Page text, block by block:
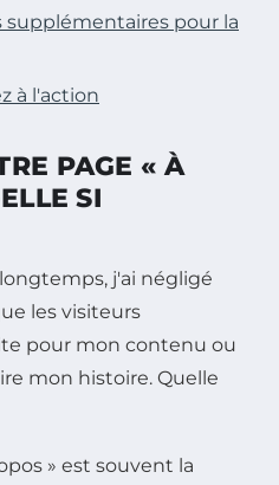
supplémentaires pour la
à l'action
PAGE « À
SI
j'ai négligé
les visiteurs
pour mon contenu ou
mon histoire. Quelle
» est souvent la